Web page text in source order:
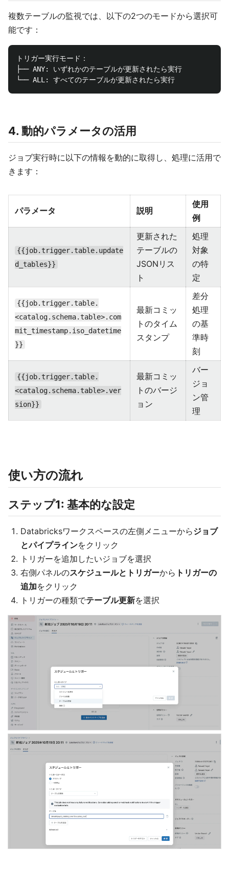
複数テーブルの監視では、以下の2つのモードから選択可
能です：
トリガー実行モード：
├── ANY: いずれかのテーブルが更新されたら実行
4. 動的パラメータの活用
ジョブ実行時に以下の情報を動的に取得し、処理に活用で
きます：
パラメータ 説明
使用
例
{{job.trigger.table.update
d_tables}}
更新された
テーブルの
JSONリス
ト
処理
対象
の特
定
{{job.trigger.table.
<catalog.schema.table>.com
mit_timestamp.iso_datetime
}}
最新コミッ
トのタイム
スタンプ
差分
処理
の基
準時
刻
{{job.trigger.table.
<catalog.schema.table>.ver
sion}}
最新コミッ
トのバージ
ョン
バー
ジョ
ン管
理
使い方の流れ
ステップ1: 基本的な設定
Databricksワークスペースの左側メニューからジョブ
とパイプラインをクリック
トリガーを追加したいジョブを選択
右側パネルのスケジュールとトリガーから トリガーの
追加をクリック
トリガーの種類でテーブル更新を選択